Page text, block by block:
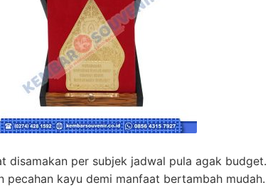
disamakan per subjek jadwal pula agak
kayu demi manfaat bertambah mudah.